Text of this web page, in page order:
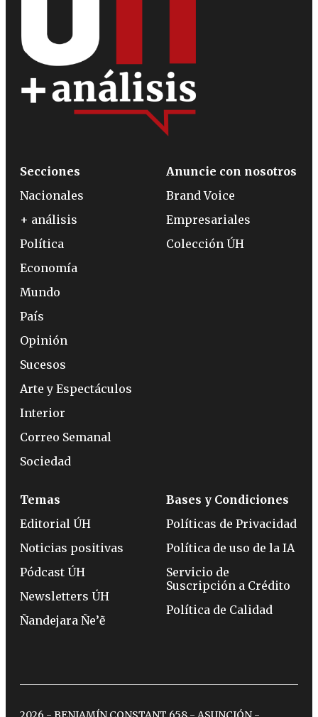
Secciones
Nacionales
+ análisis
Política
Economía
Mundo
País
Opinión
Sucesos
Arte y Espectáculos
Interior
Correo Semanal
Sociedad
Anuncie con nosotros
Brand Voice
Empresariales
Colección ÚH
Temas
Editorial ÚH
Noticias positivas
Pódcast ÚH
Newsletters ÚH
Ñandejara Ñe’ẽ
Bases y Condiciones
Políticas de Privacidad
Política de uso de la IA
Servicio de
Suscripción a Crédito
Política de Calidad